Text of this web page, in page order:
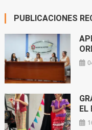
PUBLICACIONES
EL